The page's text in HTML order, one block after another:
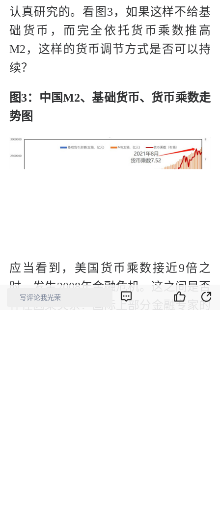
认真研究的。看图3，如果这样不给基
础货币，而完全依托货币乘数推高
M2，这样的货币调节方式是否可以持
续？
图3：中国M2、基础货币、货币乘数走
势图
应当看到，美国货币乘数接近9倍之
时，发生2008年金融危机。这之间是否
存在因果关系？国际上部分金融专家的
写评论我光荣